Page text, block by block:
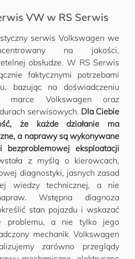
VW w RS Serwis
serwis Volkswagen we
na jakości,
obsłudze. W RS Serwis
faktycznymi potrzebami
bazując na doświadczeniu
marce Volkswagen oraz
serwisowych. Dla Ciebie
że każde działanie ma
a naprawy są wykonywane
eksploatacji
z myślą o kierowcach,
diagnostyki, jasnych zasad
wiedzy technicznej, a nie
Wstępna diagnoza
stan pojazdu i wskazać
problemu, a nie tylko jego
mechanik Volkswagen
zarówno przeglądy